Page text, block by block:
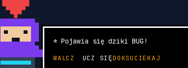
* Pojawia się dziki BUG!
WALCZ UCZ SIĘDOKSUCIEKAJ